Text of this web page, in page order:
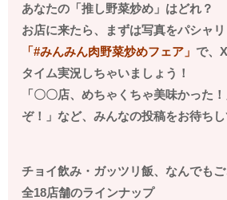
あなたの「推し野菜炒め」はどれ？
お店に来たら、まずは写真をパシャ
「#みんみん肉野菜炒めフェア」 で、
タイム実況しちゃいましょう！
「〇〇店、めちゃくちゃ美味かった
ぞ！」など、みんなの投稿をお待ちし
チョイ飲み・ガッツリ飯、なんでもご
全18店舗のラインナップ